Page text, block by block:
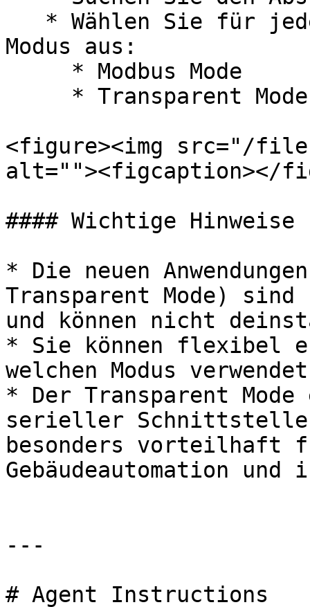
Modus aus:
<figure><img src="/files/
alt=""><figcaption></
#### Wichtige Hinweise
* Die neuen
Transparent Mode)
und können nicht
* Sie können flexibel
welchen Modus
* Der Transparent
serieller Schnittstellen
besonders vorteilhaft
Gebäudeautomation
---
# Agent Instructions